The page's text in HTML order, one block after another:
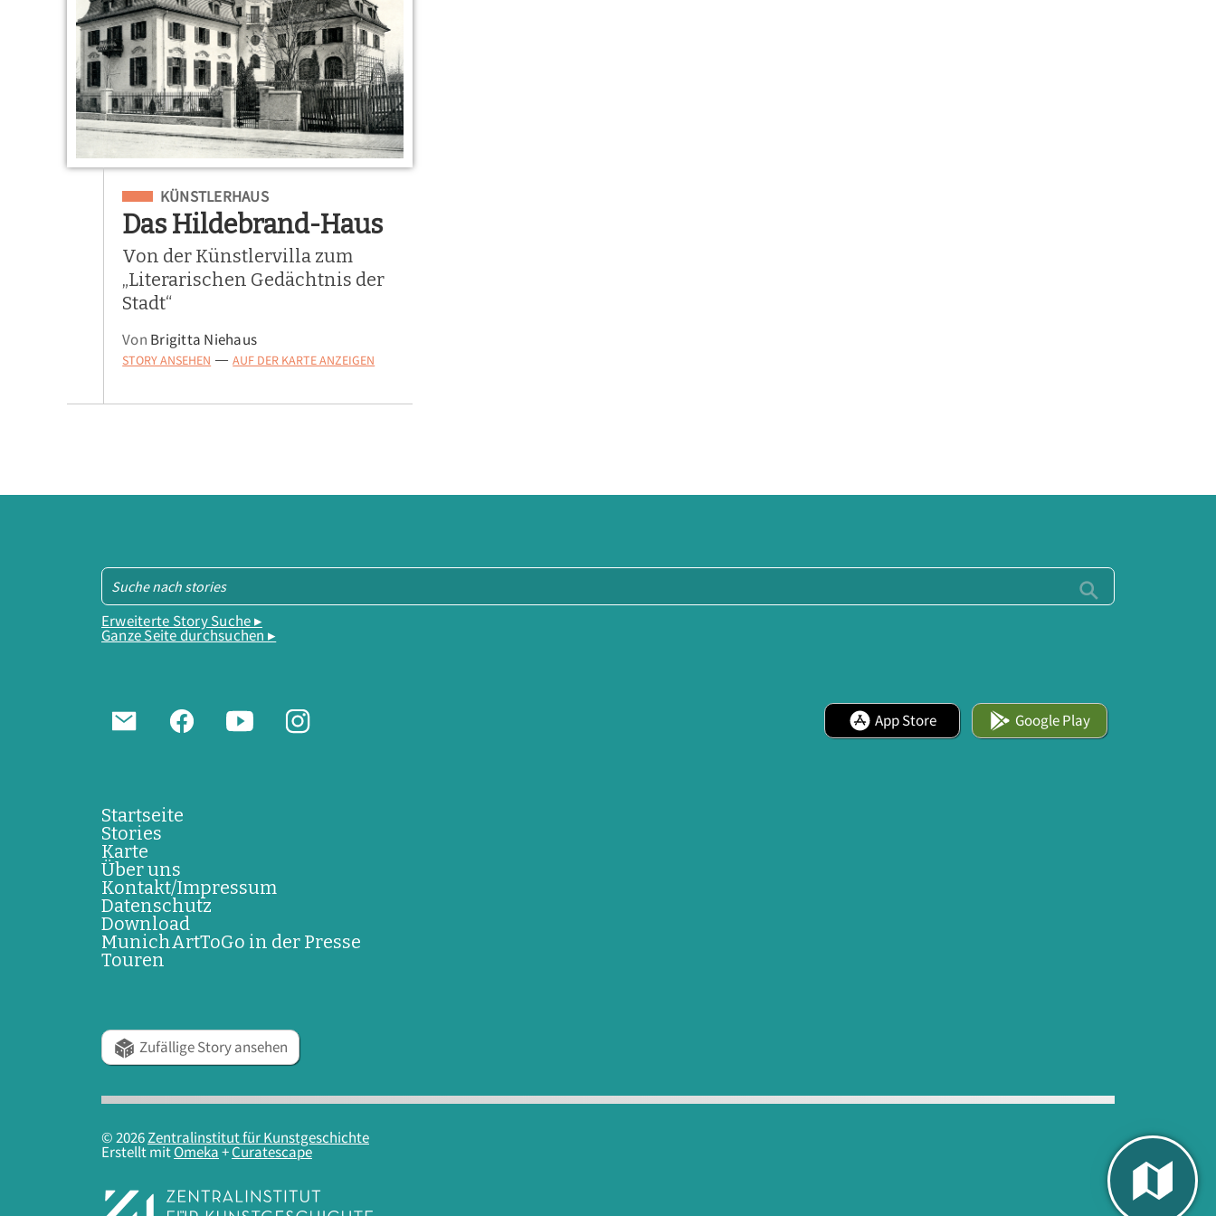
Eingeordnet unter
KÜNSTLERHAUS
Das Hildebrand-Haus
Von der Künstlervilla zum
„Literarischen Gedächtnis der
Stadt“
Von Brigitta Niehaus
STORY ANSEHEN — AUF DER KARTE ANZEIGEN
Erweiterte Story Suche ▸
Ganze Seite durchsuchen ▸
App Store Google Play
Startseite
Stories
Karte
Über uns
Kontakt/Impressum
Datenschutz
Download
MunichArtToGo in der Presse
Touren
Zufällige Story ansehen
© 2026Zentralinstitut für Kunstgeschichte
Erstellt mitOmeka+Curatescape